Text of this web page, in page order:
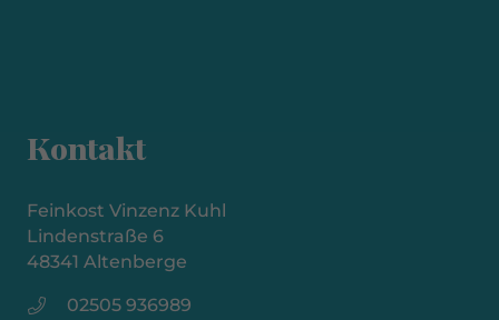
Kontakt
Feinkost Vinzenz Kuhl
Lindenstraße 6
48341 Altenberge
02505 936989